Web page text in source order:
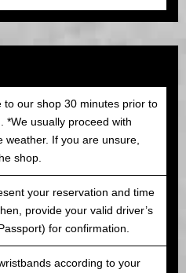
to our shop 30 minutes prior to
*We usually proceed with
weather. If you are unsure,
shop.
your reservation and time
provide your valid driver’s
for confirmation.
according to your